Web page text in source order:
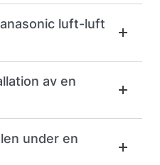
luft-luft
av en
under en